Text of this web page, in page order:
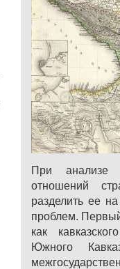
При анализе
отношений
разделить ее
проблем.
как
Южного